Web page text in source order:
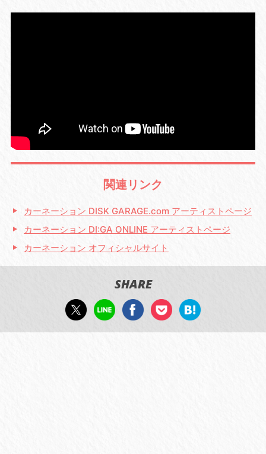
関連リンク
カーネーション DISK GARAGE.com アーティストページ
カーネーション DI:GA ONLINE アーティストページ
カーネーション オフィシャルサイト
SHARE